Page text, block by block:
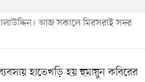
আজ সকালে মিরসরাই সদর
হাতেখড়ি হয় হুমায়ুন কবিরের